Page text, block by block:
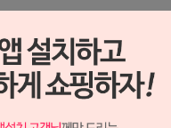
상세정보 새창 열기
상세 정보를 확대해 보실 수 있습니다.